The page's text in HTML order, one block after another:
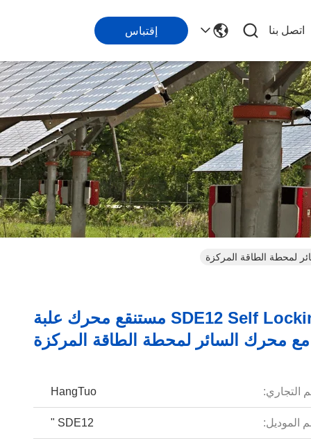
اتصل بنا إقتباس
SDE12 Self Locking مستنقع محرك علبة
محرك السائر لمحطة الطاقة المركزة
التجاري: HangTuo
الموديل: SDE12 "